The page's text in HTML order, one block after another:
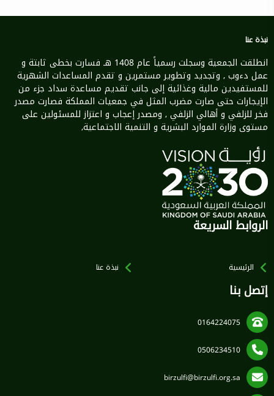
نبذة عنا
انطلقت الجمعية وسجلت رسمياً عام 1408 هـ فسارت بخطى ثابتة و
عمل دءوب , وتجديد وتطوير مستمرين و تقدم المساعدات الشهرية
للمستفيدين مالية وغذائية إلى جانب تقديم مساعدة سداد جزء من
الإيجارات حتى صارت مضرب المثل في جمعيات المملكة فصارت مصدر
فخر للزلفي و أهالي الزلفي , ومصدر إعجاب و اعتزاز للمسئولين على
مستوى وزارة الموارد البشرية و التنمية الاجتماعية,
الروابط السريعة
الرئيسية نبذة عنا
إتصل بنا
0164224075
0506234510
birzulfi@birzulfi.org.sa